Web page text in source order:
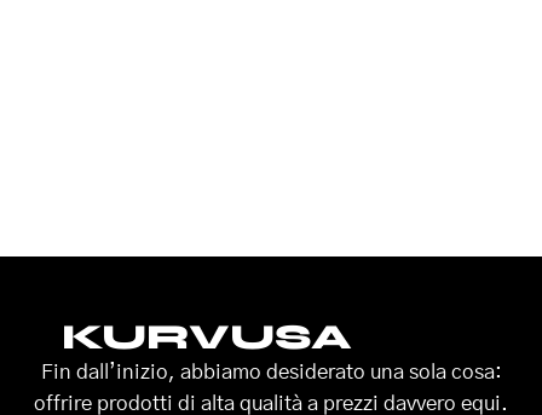
KURVUSA
Fin dall’inizio, abbiamo desiderato una sola cosa:
offrire prodotti di alta qualità a prezzi davvero equi.